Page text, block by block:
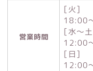
営業時間
[火]
18:00
[水～
12:00
[日]
12:00